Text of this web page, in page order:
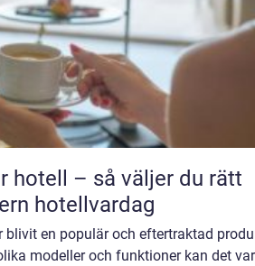
du rätt
hotellvardag
blivit en populär och eftertraktad
modeller och funktioner kan det